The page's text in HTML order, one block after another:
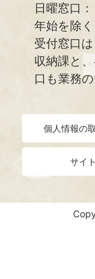
日曜窓口：
年始を除く
受付窓口
収納課と、
口も業務
個人情報の
サイ